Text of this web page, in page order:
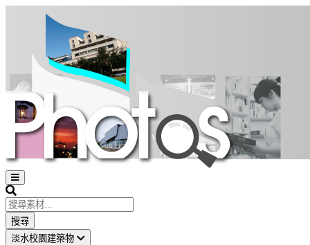
Open
sidebar
Search
搜尋
淡水校園建築物